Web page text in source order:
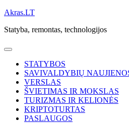
Skip
content
Akras.LT
Statyba, remontas, technologijos
STATYBOS
SAVIVALDYBIŲ
VERSLAS
ŠVIETIMAS IR MOKSLAS
TURIZMAS IR KELIONĖS
KRIPTOTURTAS
PASLAUGOS